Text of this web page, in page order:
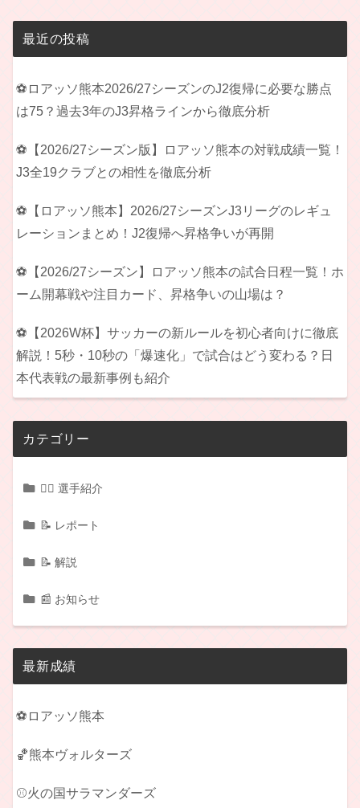
最近の投稿
⚽ロアッソ熊本2026/27シーズンのJ2復帰に必要な勝点
は75？過去3年のJ3昇格ラインから徹底分析
⚽【2026/27シーズン版】ロアッソ熊本の対戦成績一覧！
J3全19クラブとの相性を徹底分析
⚽【ロアッソ熊本】2026/27シーズンJ3リーグのレギュ
レーションまとめ！J2復帰へ昇格争いが再開
⚽【2026/27シーズン】ロアッソ熊本の試合日程一覧！ホ
ーム開幕戦や注目カード、昇格争いの山場は？
⚽【2026W杯】サッカーの新ルールを初心者向けに徹底
解説！5秒・10秒の「爆速化」で試合はどう変わる？日
本代表戦の最新事例も紹介
カテゴリー
🏃‍♂️ 選手紹介
📝 レポート
📝 解説
📰 お知らせ
最新成績
⚽ロアッソ熊本
🏀熊本ヴォルターズ
⚾火の国サラマンダーズ